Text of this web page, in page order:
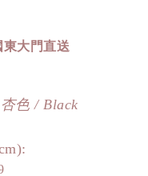
東大門直送
色 / Black